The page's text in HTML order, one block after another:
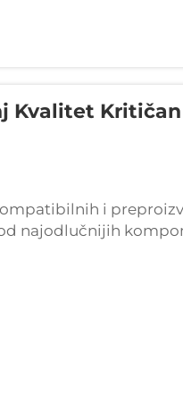
Kvalitet
i
najodlučnijih
koji izvori, sastavlja ili